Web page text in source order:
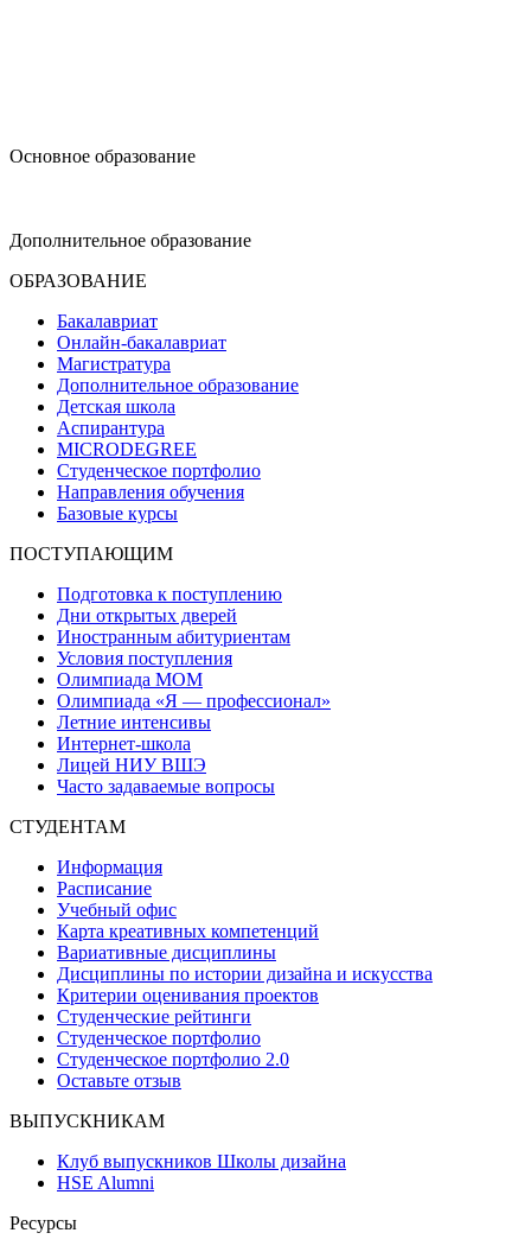
Основное образование
Дополнительное образование
ОБРАЗОВАНИЕ
Бакалавриат
Онлайн-бакалавриат
Магистратура
Дополнительное образование
Детская школа
Аспирантура
MICRODEGREE
Студенческое портфолио
Направления обучения
Базовые курсы
ПОСТУПАЮЩИМ
Подготовка к поступлению
Дни открытых дверей
Иностранным абитуриентам
Условия поступления
Олимпиада МОМ
Олимпиада «Я — профессионал»
Летние интенсивы
Интернет-школа
Лицей НИУ ВШЭ
Часто задаваемые вопросы
СТУДЕНТАМ
Информация
Расписание
Учебный офис
Карта креативных компетенций
Вариативные дисциплины
Дисциплины по истории дизайна и искусства
Критерии оценивания проектов
Студенческие рейтинги
Студенческое портфолио
Студенческое портфолио 2.0
Оставьте отзыв
ВЫПУСКНИКАМ
Клуб выпускников Школы дизайна
HSE Alumni
Ресурсы